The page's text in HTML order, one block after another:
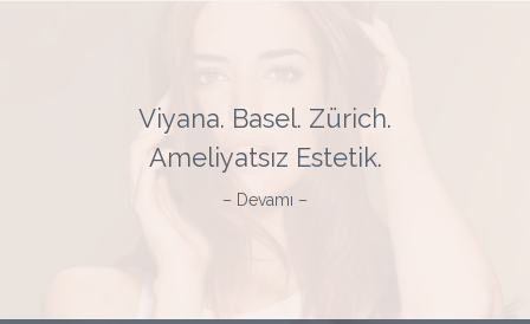
Viyana. Basel. Zürich.
Ameliyatsız Estetik.
– Devamı –